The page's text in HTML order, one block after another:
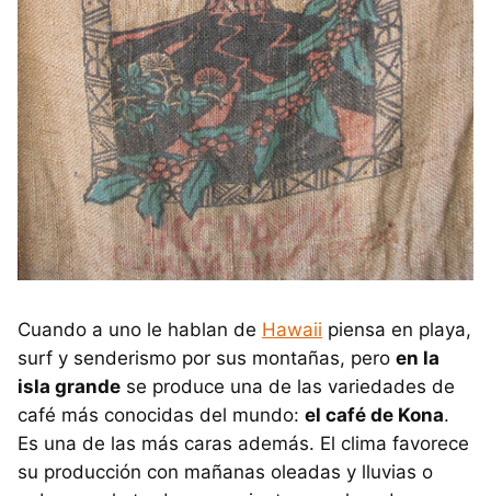
Cuando a uno le hablan de Hawaii piensa en playa,
surf y senderismo por sus montañas, pero en la
isla grande se produce una de las variedades de
café más conocidas del mundo: el café de Kona.
Es una de las más caras además. El clima favorece
su producción con mañanas oleadas y lluvias o